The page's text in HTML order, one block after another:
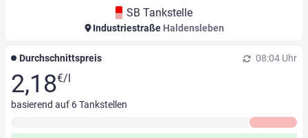
SB Tankstelle
Industriestraße Haldensleben
Durchschnittspreis 08:04 Uhr
2,18€/l
basierend auf 6Tankstellen